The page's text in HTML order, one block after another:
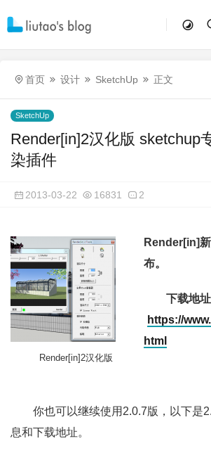
首页 设计 SketchUp 正文
SketchUp
Render[in]2汉化版 sketchup
染插件
2013-03-22 16831 2
Render[in]2汉化版
Render[in]
布。
下载地
https://
html
你也可以继续使用2.0.7版，以下是
息和下载地址。